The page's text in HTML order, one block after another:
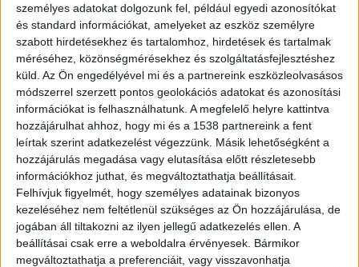
személyes adatokat dolgozunk fel, például egyedi azonosítókat
és standard információkat, amelyeket az eszköz személyre
szabott hirdetésekhez és tartalomhoz, hirdetések és tartalmak
méréséhez, közönségmérésekhez és szolgáltatásfejlesztéshez
küld. Az Ön engedélyével mi és a partnereink eszközleolvasásos
módszerrel szerzett pontos geolokációs adatokat és azonosítási
információkat is felhasználhatunk. A megfelelő helyre kattintva
hozzájárulhat ahhoz, hogy mi és a 1538 partnereink a fent
leírtak szerint adatkezelést végezzünk. Másik lehetőségként a
hozzájárulás megadása vagy elutasítása előtt részletesebb
információkhoz juthat, és megváltoztathatja beállításait.
Felhívjuk figyelmét, hogy személyes adatainak bizonyos
kezeléséhez nem feltétlenül szükséges az Ön hozzájárulása, de
jogában áll tiltakozni az ilyen jellegű adatkezelés ellen. A
beállításai csak erre a weboldalra érvényesek. Bármikor
megváltoztathatja a preferenciáit, vagy visszavonhatja
Kisajátította a lányát
Az 58 éves nő világ életében a szüleivel élt, ennek
ellenére nem volt jó kapcsolata az anyjával. Az
asszony a lányát felnőttkorában is gyerekként
kezelte, a családi és baráti kapcsolatait
ellehetetlenítette, nem hagyta önálló életet élni.
Marika néni elvárta, hogy az óvónőként dolgozó
lánya munka után rögtön hazamenjen, a
munkahelyi kirándulásokra is elkísérte őt, sőt,